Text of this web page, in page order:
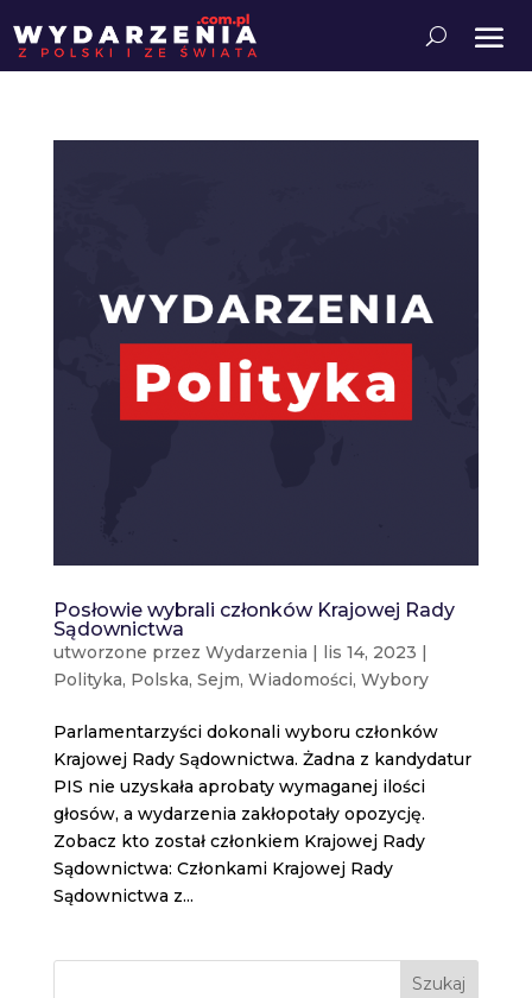
Posłowie wybrali członków Krajowej Rady
Sądownictwa
utworzone przez Wydarzenia lis 14, 2023
Polityka, Polska, Sejm, Wiadomości, Wybory
Parlamentarzyści dokonali wyboru członków
Krajowej Rady Sądownictwa. Żadna z kandydatur
PIS nie uzyskała aprobaty wymaganej ilości
głosów, a wydarzenia zakłopotały opozycję.
Zobacz kto został członkiem Krajowej Rady
Sądownictwa: Członkami Krajowej Rady
Sądownictwa z...
Szukaj